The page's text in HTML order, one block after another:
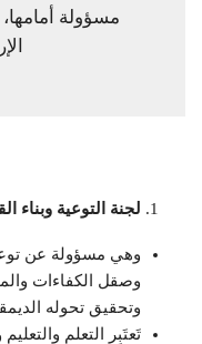
مسؤولة أمامها،
لجنة التوعية وبناء
وهي مسؤولة عن
وصقل الكفاءات
وتحقيق تحوله
تَعتَبِر التعلم